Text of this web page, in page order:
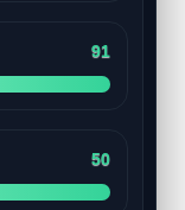
91
50